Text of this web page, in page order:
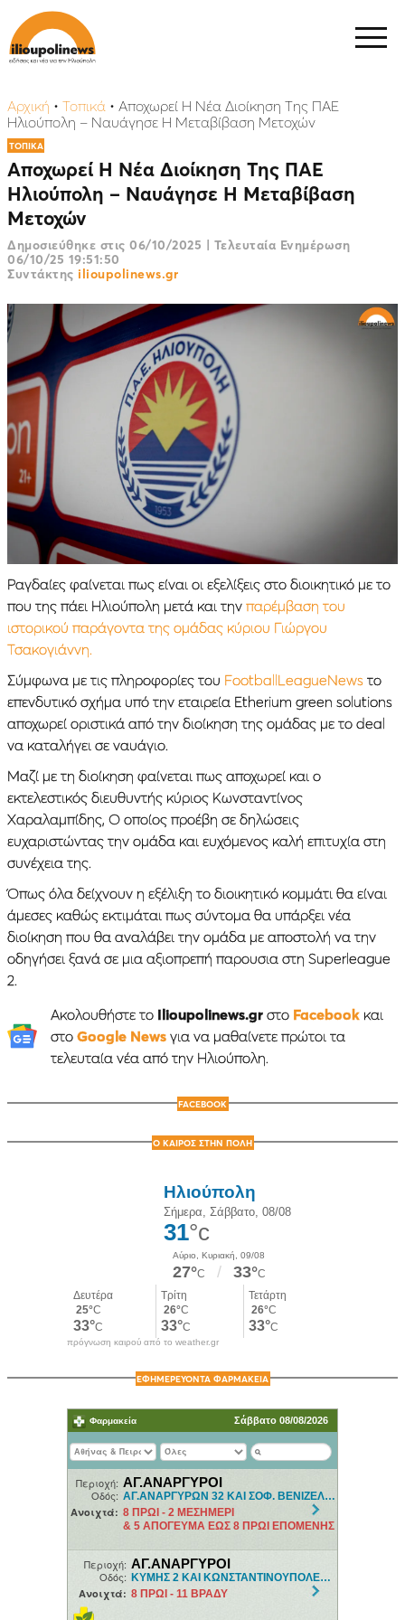
Αρχική • Τοπικά • Αποχωρεί Η Νέα Διοίκηση Της ΠΑΕ
Ηλιούπολη – Ναυάγησε Η Μεταβίβαση Μετοχών
ΤΟΠΙΚΑ
Αποχωρεί Η Νέα Διοίκηση Της ΠΑΕ
Ηλιούπολη – Ναυάγησε Η Μεταβίβαση
Μετοχών
Δημοσιεύθηκε στις 06/10/2025 | Τελευταία Ενημέρωση
06/10/25 19:51:50
Συντάκτης ilioupolinews.gr
Ραγδαίες φαίνεται πως είναι οι εξελίξεις στο διοικητικό με το
που της πάει Ηλιούπολη μετά και την παρέμβαση του
ιστορικού παράγοντα της ομάδας κύριου Γιώργου
Τσακογιάννη.
Σύμφωνα με τις πληροφορίες του FootballLeagueNews το
επενδυτικό σχήμα υπό την εταιρεία Etherium green solutions
αποχωρεί οριστικά από την διοίκηση της ομάδας με το deal
να καταλήγει σε ναυάγιο.
Μαζί με τη διοίκηση φαίνεται πως αποχωρεί και ο
εκτελεστικός διευθυντής κύριος Κωνσταντίνος
Χαραλαμπίδης, Ο οποίος προέβη σε δηλώσεις
ευχαριστώντας την ομάδα και ευχόμενος καλή επιτυχία στη
συνέχεια της.
Όπως όλα δείχνουν η εξέλιξη το διοικητικό κομμάτι θα είναι
άμεσες καθώς εκτιμάται πως σύντομα θα υπάρξει νέα
διοίκηση που θα αναλάβει την ομάδα με αποστολή να την
οδηγήσει ξανά σε μια αξιοπρεπή παρουσια στη Superleague
2.
Ακολουθήστε το Ilioupolinews.grστο Facebookκαι
στο Google Newsγια να μαθαίνετε πρώτοι τα
τελευταία νέα από την Ηλιούπολη.
FACEBOOK
Ο ΚΑΙΡΟΣ ΣΤΗΝ ΠΟΛΗ
πρόγνωση καιρού από το weather.gr
ΕΦΗΜΕΡΕΥΟΝΤΑ ΦΑΡΜΑΚΕΙΑ